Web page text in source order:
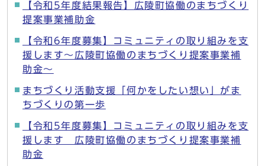
【令和5年度結果報告】広陵町協働のまちづくり
提案事業補助金
【令和6年度募集】コミュニティの取り組みを支
援します～広陵町協働のまちづくり提案事業補
助金～
まちづくり活動支援「何かをしたい想い」がま
ちづくりの第一歩
【令和5年度募集】コミュニティの取り組みを支
援します 広陵町協働のまちづくり提案事業補
助金